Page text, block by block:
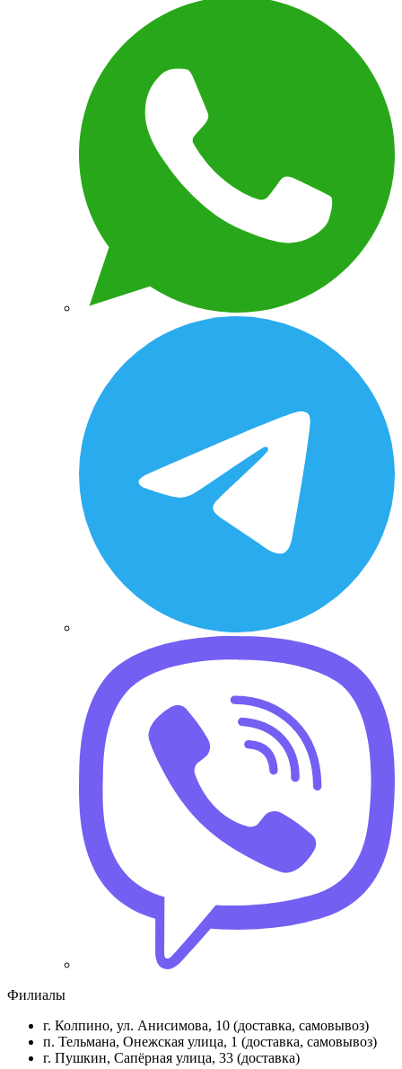
Филиалы
г. Колпино, ул. Анисимова, 10 (доставка, самовывоз)
п. Тельмана, Онежская улица, 1 (доставка, самовывоз)
г. Пушкин, Сапёрная улица, 33 (доставка)